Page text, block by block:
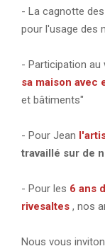
- La cagnotte des
pour l'usage des
- Participation au
sa maison avec
et bâtiments"
- Pour Jean
travaillé sur de
- Pour les 6 ans
rivesaltes , nos
Nous vous